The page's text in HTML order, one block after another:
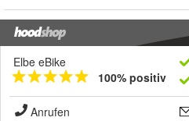
Elbe eBike
100% positiv
Anrufen